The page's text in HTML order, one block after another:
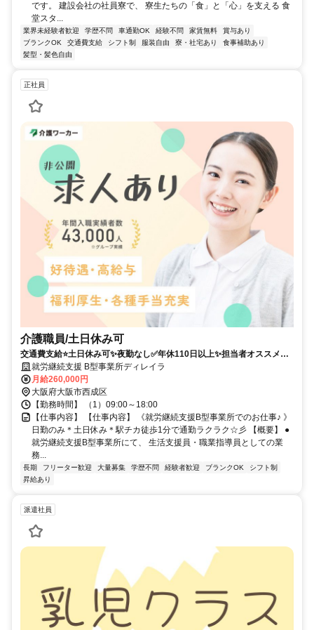
です。 建設会社の社員寮で、 寮生たちの「食」と「心」を支える 食
堂スタ...
業界未経験者歓迎 学歴不問 車通勤OK 経験不問 家賃無料
賞与あり
ブランクOK
交通費支給 シフト制 服装自由 寮・社宅あり
食事補助あり
髪型・髪色自由
正社員
介護職員/土日休み可
交通費支給⭐️土日休み可✨夜勤なし✅️年休110日以上✨担当者オススメ⭕️
研修支援有✨経験者優遇❗️駅チカ
就労継続支援 B型事業所ディレイラ
月給260,000円
大阪府大阪市西成区
【勤務時間】 （1）09:00～18:00
【仕事内容】 【仕事内容】 《就労継続支援B型事業所でのお仕事♪ 》
日勤のみ＊土日休み＊駅チカ徒歩1分で通勤ラクラク☆彡 【概要】 ●
就労継続支援B型事業所にて、 生活支援員・職業指導員としての業
務...
長期 フリーター歓迎 大量募集 学歴不問 経験者歓迎 ブランクOK
シフト制
昇給あり
派遣社員